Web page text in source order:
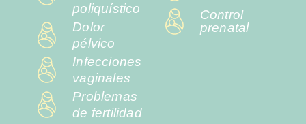
poliquístico
Dolor
pélvico
Infecciones
vaginales
Problemas
de fertilidad
Control
prenatal